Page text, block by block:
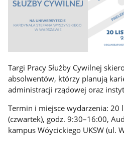
Targi Pracy Służby Cywilnej
absolwentów, którzy planują
administracji rządowej oraz
Termin i miejsce wydarzenia: 20
(czwartek), godz. 9:30–16:00,
kampus Wóycickiego UKSW (ul.